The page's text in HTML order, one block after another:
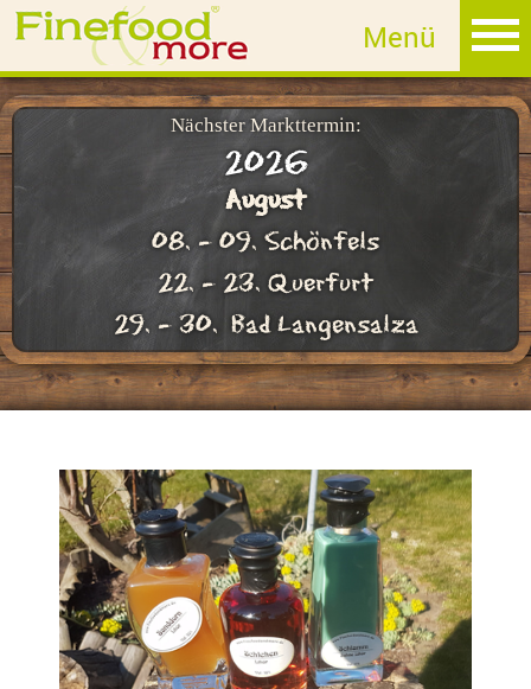
MET
Fruchtlikör
Edelbrand
Rum
Essig
Öl
Nächster Markttermin:
2026
August
08. - 09. Schönfels
22. - 23. Querfurt
29. - 30. Bad Langensalza